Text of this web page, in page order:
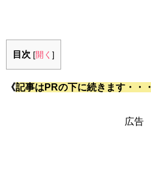
目次 [開く ]
《記事はPRの下に続きます・・・
広告